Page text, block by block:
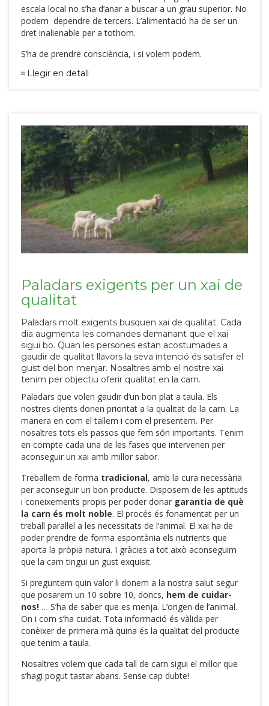
escala local no s’ha d’anar a buscar a un grau superior. No
podem dependre de tercers. L’alimentació ha de ser un
dret inalienable per a tothom.
S’ha de prendre consciència, i si volem podem.
Llegir en detall
Paladars exigents per un xai de
qualitat
Paladars molt exigents busquen xai de qualitat. Cada
dia augmenta les comandes demanant que el xai
sigui bo. Quan les persones estan acostumades a
gaudir de qualitat llavors la seva intenció és satisfer el
gust del bon menjar. Nosaltres amb el nostre xai
tenim per objectiu oferir qualitat en la carn.
Paladars que volen gaudir d’un bon plat a taula. Els
nostres clients donen prioritat a la qualitat de la carn. La
manera en com el tallem i com el presentem. Per
nosaltres tots els passos que fem són importants. Tenim
en compte cada una de les fases que intervenen per
aconseguir un xai amb millor sabor.
Treballem de forma tradicional, amb la cura necessària
per aconseguir un bon producte. Disposem de les aptituds
i coneixements propis per poder donar garantia de què
la carn és molt noble. El procés és fonamentat per un
treball paral·lel a les necessitats de l’animal. El xai ha de
poder prendre de forma espontània els nutrients que
aporta la pròpia natura. I gràcies a tot això aconseguim
que la carn tingui un gust exquisit.
Si preguntem quin valor li donem a la nostra salut segur
que posarem un 10 sobre 10, doncs, hem de cuidar-
nos! … S’ha de saber que es menja. L’origen de l’animal.
On i com s’ha cuidat. Tota informació és vàlida per
conèixer de primera mà quina és la qualitat del producte
que tenim a taula.
Nosaltres volem que cada tall de carn sigui el millor que
s’hagi pogut tastar abans. Sense cap dubte!